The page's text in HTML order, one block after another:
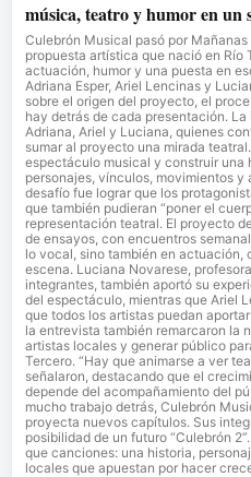
música, teatro y humor en un
Culebrón Musical pasó por
propuesta artística que nació en Río
actuación, humor y una puesta en
Adriana Esper, Ariel Lencinas y
sobre el origen del proyecto, el
hay detrás de cada presentación.
Adriana, Ariel y Luciana, quienes
sumar al proyecto una mirada
espectáculo musical y construir una
personajes, vínculos, movimientos
desafío fue lograr que los
que también pudieran “poner el
representación teatral. El proyecto
de ensayos, con encuentros
lo vocal, sino también en actuación,
escena. Luciana Novarese,
integrantes, también aportó su
del espectáculo, mientras que Ariel
que todos los artistas puedan
la entrevista también remarcaron la
artistas locales y generar público
Tercero. “Hay que animarse a ver
señalaron, destacando que el
depende del acompañamiento del
mucho trabajo detrás, Culebrón
proyecta nuevos capítulos. Sus
posibilidad de un futuro “Culebrón
que canciones: una historia,
locales que apuestan por hacer